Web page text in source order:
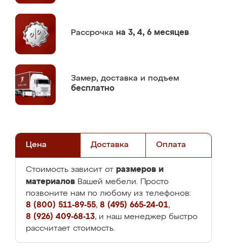
Рассрочка на 3, 4, 6 месяцев
Замер, доставка и подъем
бесплатно
Цена Доставка Оплата
Стоимость зависит от размеров и
материалов Вашей мебели. Просто
позвоните нам по любому из телефонов:
8 (800) 511-89-55, 8 (495) 665-24-01,
8 (926) 409-68-13, и наш менеджер быстро
рассчитает стоимость.